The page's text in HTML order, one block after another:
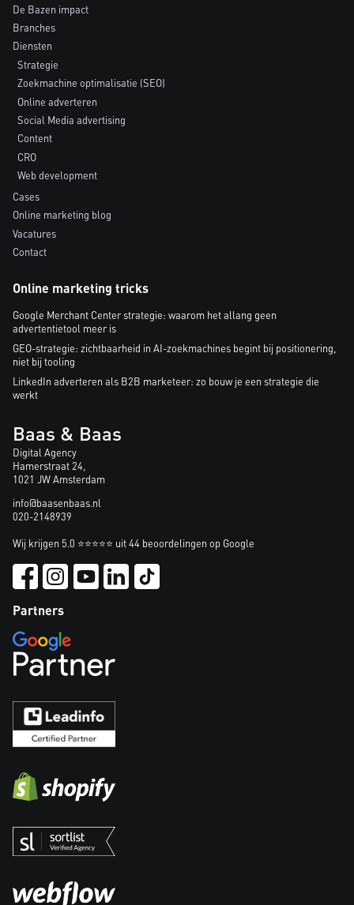
De Bazen impact
Branches
Diensten
Strategie
Zoekmachine optimalisatie (SEO)
Online adverteren
Social Media advertising
Content
CRO
Web development
Cases
Online marketing blog
Vacatures
Contact
Online marketing tricks
Google Merchant Center strategie: waarom het allang geen
advertentietool meer is
GEO-strategie: zichtbaarheid in AI-zoekmachines begint bij positionering,
niet bij tooling
LinkedIn adverteren als B2B marketeer: zo bouw je een strategie die
werkt
Baas & Baas
Digital Agency
Hamerstraat 24,
1021 JW Amsterdam
info@baasenbaas.nl
020-2148939
Wij krijgen 5.0 ⭐⭐⭐⭐⭐ uit 44 beoordelingen op Google
Partners